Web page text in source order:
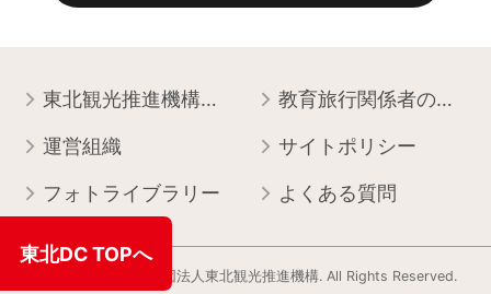
東北観光推進機構について 教育旅行関係者の皆様へ
運営組織 サイトポリシー
フォトライブラリー よくある質問
Copyright © 一般社団法人東北観光推進機構. All Rights Reserved.
東北DC TOPへ